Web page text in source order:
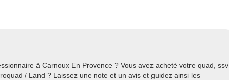
à Carnoux En Provence ? Vous avez acheté votre quad, ssv
/ Land ? Laissez une note et un avis et guidez ainsi les